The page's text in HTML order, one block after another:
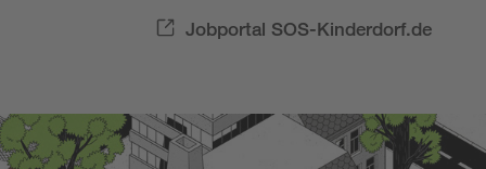
Jobportal SOS-Kinderdorf.de